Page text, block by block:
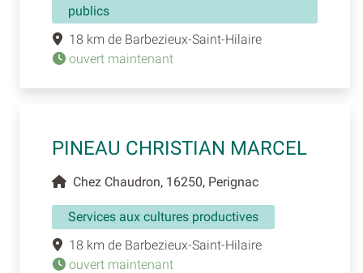
publics
18 km de Barbezieux-Saint-Hilaire
ouvert maintenant
PINEAU CHRISTIAN MARCEL
Chez Chaudron, 16250, Perignac
Services aux cultures productives
18 km de Barbezieux-Saint-Hilaire
ouvert maintenant